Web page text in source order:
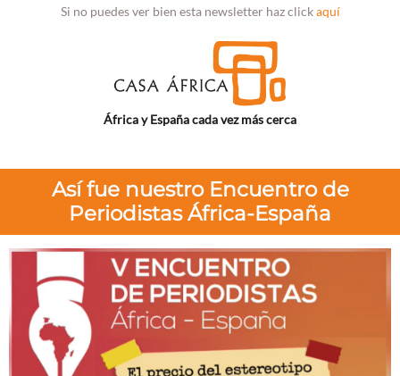
Si no puedes ver bien esta newsletter haz clickaquí
África y España cada vez más cerca
Así fue nuestro Encuentro de
Periodistas África-España